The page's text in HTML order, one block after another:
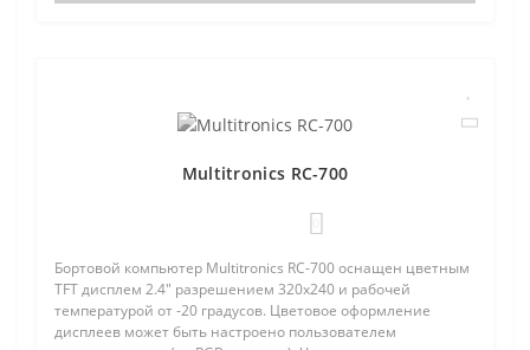
Multitronics RC-700
Бортовой компьютер Multitronics RC-700 оснащен цветным
TFT дисплем 2.4" разрешением 320х240 и рабочей
температурой от -20 градусов. Цветовое оформление
дисплеев может быть настроено пользователем